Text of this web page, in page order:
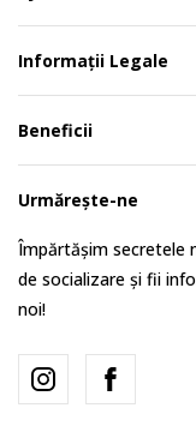
Informații Legale
Beneficii
Urmărește-ne
Împărtășim secretele
de socializare și fii
noi!